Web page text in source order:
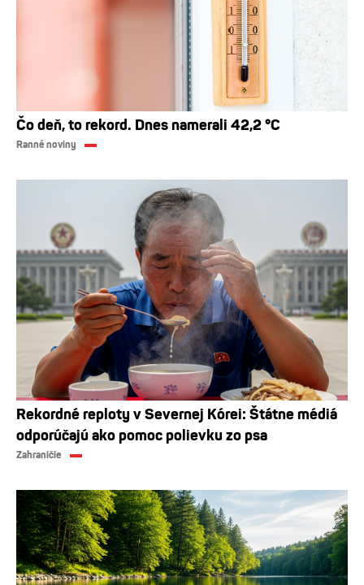
Čo deň, to rekord. Dnes namerali 42,2 °C
Ranné noviny
Rekordné reploty v Severnej Kórei: Štátne médiá
odporúčajú ako pomoc polievku zo psa
Zahraničie